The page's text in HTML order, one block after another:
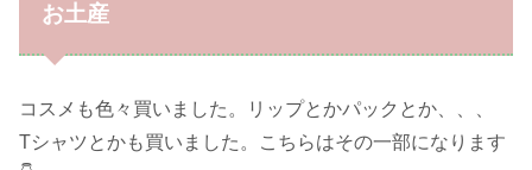
お土産
コスメも色々買いました。リップとかパックとか、、、
Tシャツとかも買いました。こちらはその一部になります